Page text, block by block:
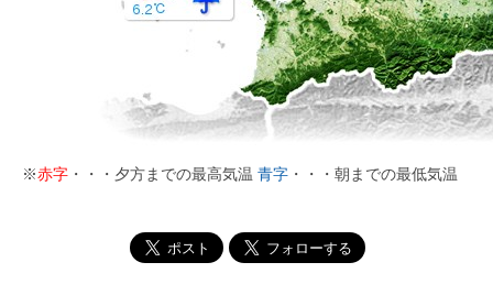
※赤字 ・・・夕方までの最高気温 青字 ・・・朝までの最低気温